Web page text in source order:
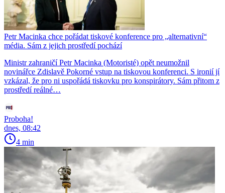
Petr Macinka chce pořádat tiskové konference pro „alternativní“
média. Sám z jejich prostředí pochází
Ministr zahraničí Petr Macinka (Motoristé) opět neumožnil
novinářce Zdislavě Pokorné vstup na tiskovou konferenci. S ironií jí
vzkázal, že pro ni uspořádá tiskovku pro konspirátory. Sám přitom z
prostředí reálné…
Proboha!
dnes, 08:42
4 min